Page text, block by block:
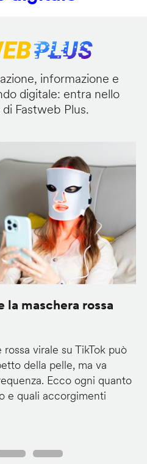
informazione e
digitale: entra nello
Fastweb Plus.
la maschera rossa
virale su TikTok può
della pelle, ma va
Ecco ogni quanto
e quali accorgimenti